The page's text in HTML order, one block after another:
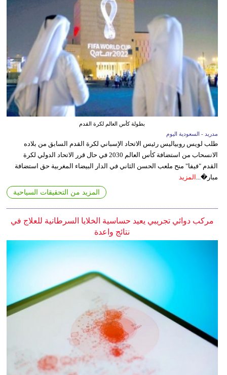
بطولة كأس العالم لكرة القدم
مدريد - السعودية اليوم
طلب لويس روبياليس رئيس الاتحاد الإسباني لكرة القدم السابق من بلاده
الانسحاب من استضافة كأس العالم 2030 في حال قرر الاتحاد الدولي لكرة
القدم "فيفا" منح ملعب الحسن الثاني في الدار البيضاء المغربية حق استضافة
مبار�... المزيد
المزيد من التحقيقات السياحية
مركب دوائي تجريبي يعيد حساسية الخلايا السرطانية للعلاج في
نتائج واعدة